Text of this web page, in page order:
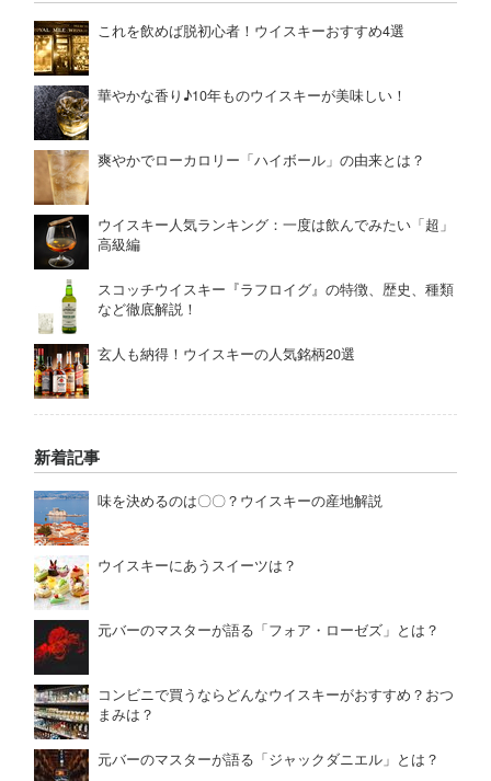
これを飲めば脱初心者！ウイスキーおすすめ4選
華やかな香り♪10年ものウイスキーが美味しい！
爽やかでローカロリー「ハイボール」の由来とは？
ウイスキー人気ランキング：一度は飲んでみたい「超」
高級編
スコッチウイスキー『ラフロイグ』の特徴、歴史、種類
など徹底解説！
玄人も納得！ウイスキーの人気銘柄20選
新着記事
味を決めるのは〇〇？ウイスキーの産地解説
ウイスキーにあうスイーツは？
元バーのマスターが語る「フォア・ローゼズ」とは？
コンビニで買うならどんなウイスキーがおすすめ？おつ
まみは？
元バーのマスターが語る「ジャックダニエル」とは？